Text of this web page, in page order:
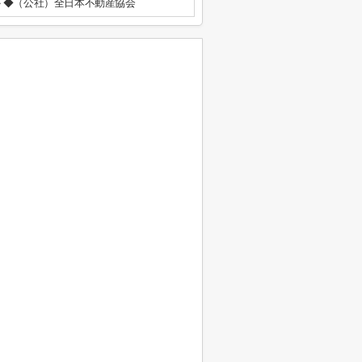
◆（公社）全日本不動産協会